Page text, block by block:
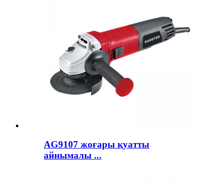
AG9107 жоғары қуатты
айнымалы ...